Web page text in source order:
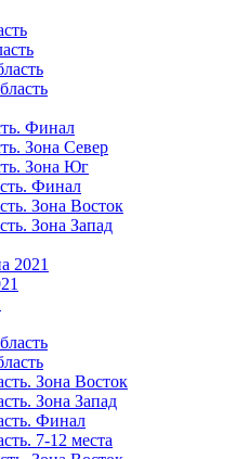
Финал
Зона Север
Зона Юг
Финал
Зона Восток
Зона Запад
2021
Зона Восток
Зона Запад
Финал
7-12 места